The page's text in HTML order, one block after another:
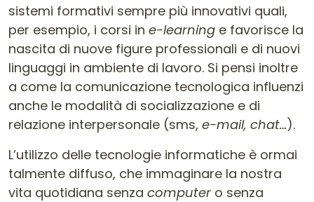
sistemi formativi sempre più innovativi quali,
per esempio, i corsi in e-learning e favorisce la
nascita di nuove figure professionali e di nuovi
linguaggi in ambiente di lavoro. Si pensi inoltre
a come la comunicazione tecnologica influenzi
anche le modalità di socializzazione e di
relazione interpersonale (sms, e-mail, chat…).
L’utilizzo delle tecnologie informatiche è ormai
talmente diffuso, che immaginare la nostra
vita quotidiana senza computer o senza